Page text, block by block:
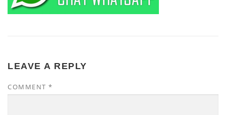
LEAVE A REPLY
COMMENT *